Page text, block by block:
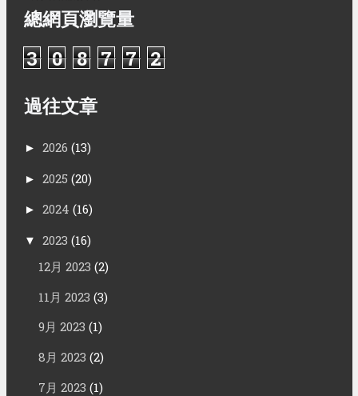
總網頁瀏覽量
3 0 8 7 7 2
過往文章
► 2026 (13)
► 2025 (20)
► 2024 (16)
▼ 2023 (16)
12月 2023 (2)
11月 2023 (3)
9月 2023 (1)
8月 2023 (2)
7月 2023 (1)